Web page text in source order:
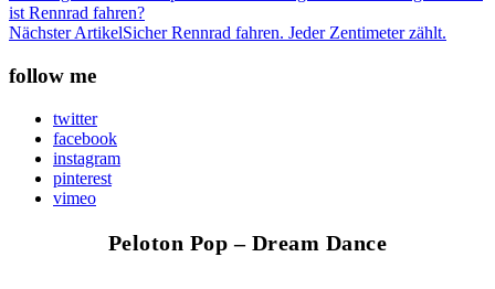
ist Rennrad fahren?
Nächster ArtikelSicher Rennrad fahren. Jeder Zentimeter zählt.
follow me
twitter
facebook
instagram
pinterest
vimeo
Peloton Pop – Dream Dance